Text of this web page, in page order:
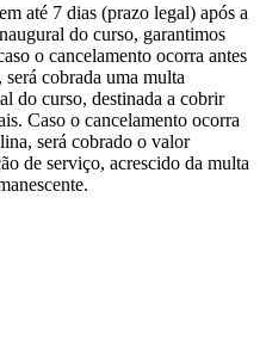
até 7 dias (prazo legal) após a
do curso, garantimos
o cancelamento ocorra antes
cobrada uma multa
do curso, destinada a cobrir
Caso o cancelamento ocorra
será cobrado o valor
de serviço, acrescido da multa